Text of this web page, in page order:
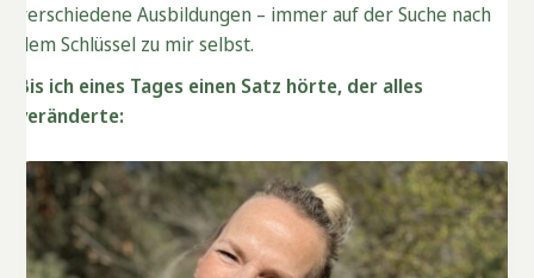
verschiedene Ausbildungen – immer auf der Suche nach
dem Schlüssel zu mir selbst.
Bis ich eines Tages einen Satz hörte, der alles
veränderte: